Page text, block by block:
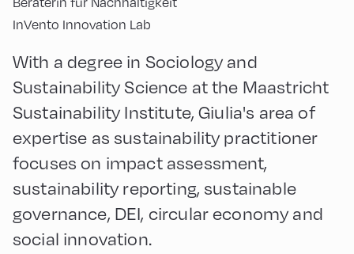
InVento Innovation Lab
With a degree in Sociology and
Sustainability Science at the Maastricht
Sustainability Institute, Giulia's area of
expertise as sustainability practitioner
focuses on impact assessment,
sustainability reporting, sustainable
governance, DEI, circular economy and
social innovation.